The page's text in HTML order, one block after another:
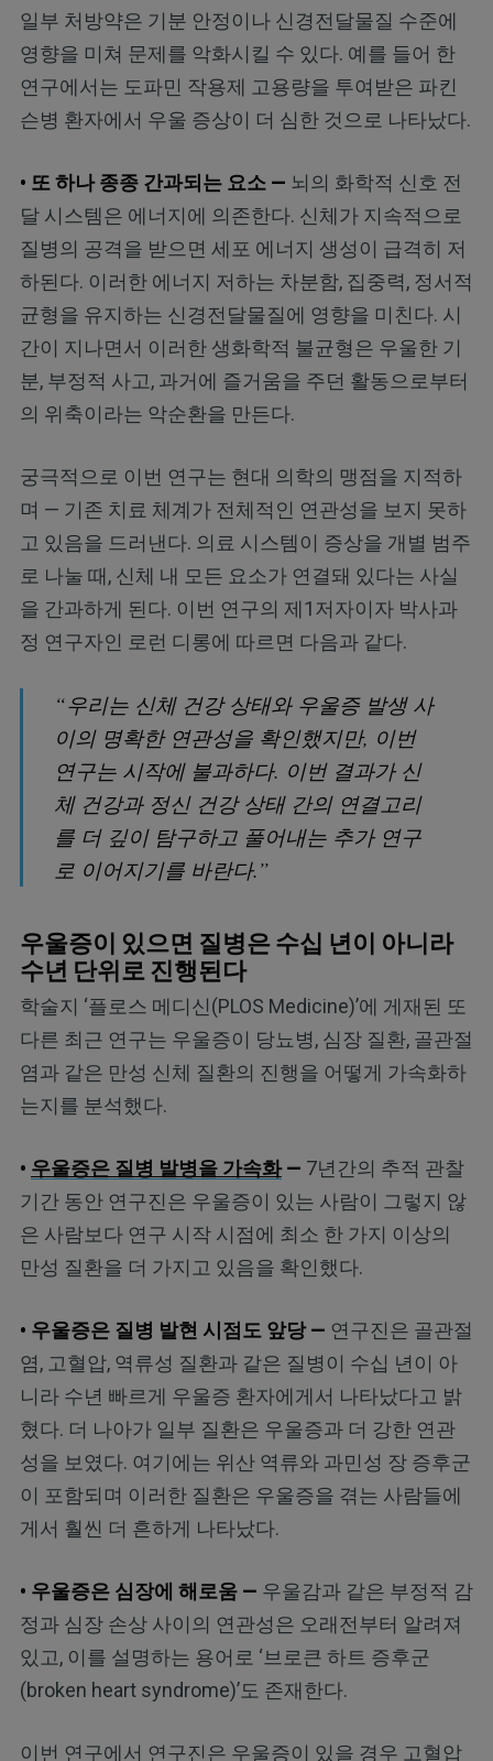
일부 처방약은 기분 안정이나 신경전달물질 수준에
영향을 미쳐 문제를 악화시킬 수 있다. 예를 들어 한
연구에서는 도파민 작용제 고용량을 투여받은 파킨
슨병 환자에서 우울 증상이 더 심한 것으로 나타났다.
• 또 하나 종종 간과되는 요소 — 뇌의 화학적 신호 전
달 시스템은 에너지에 의존한다. 신체가 지속적으로
질병의 공격을 받으면 세포 에너지 생성이 급격히 저
하된다. 이러한 에너지 저하는 차분함, 집중력, 정서적
균형을 유지하는 신경전달물질에 영향을 미친다. 시
간이 지나면서 이러한 생화학적 불균형은 우울한 기
분, 부정적 사고, 과거에 즐거움을 주던 활동으로부터
의 위축이라는 악순환을 만든다.
궁극적으로 이번 연구는 현대 의학의 맹점을 지적하
며 — 기존 치료 체계가 전체적인 연관성을 보지 못하
고 있음을 드러낸다. 의료 시스템이 증상을 개별 범주
로 나눌 때, 신체 내 모든 요소가 연결돼 있다는 사실
을 간과하게 된다. 이번 연구의 제1저자이자 박사과
정 연구자인 로런 디롱에 따르면 다음과 같다.
“우리는 신체 건강 상태와 우울증 발생 사
이의 명확한 연관성을 확인했지만, 이번
연구는 시작에 불과하다. 이번 결과가 신
체 건강과 정신 건강 상태 간의 연결고리
를 더 깊이 탐구하고 풀어내는 추가 연구
로 이어지기를 바란다.”
우울증이 있으면 질병은 수십 년이 아니라
수년 단위로 진행된다
학술지 ‘플로스 메디신(PLOS Medicine)’에 게재된 또
다른 최근 연구는 우울증이 당뇨병, 심장 질환, 골관절
염과 같은 만성 신체 질환의 진행을 어떻게 가속화하
는지를 분석했다.
• 우울증은 질병 발병을 가속화— 7년간의 추적 관찰
기간 동안 연구진은 우울증이 있는 사람이 그렇지 않
은 사람보다 연구 시작 시점에 최소 한 가지 이상의
만성 질환을 더 가지고 있음을 확인했다.
• 우울증은 질병 발현 시점도 앞당 — 연구진은 골관절
염, 고혈압, 역류성 질환과 같은 질병이 수십 년이 아
니라 수년 빠르게 우울증 환자에게서 나타났다고 밝
혔다. 더 나아가 일부 질환은 우울증과 더 강한 연관
성을 보였다. 여기에는 위산 역류와 과민성 장 증후군
이 포함되며 이러한 질환은 우울증을 겪는 사람들에
게서 훨씬 더 흔하게 나타났다.
• 우울증은 심장에 해로움 — 우울감과 같은 부정적 감
정과 심장 손상 사이의 연관성은 오래전부터 알려져
있고, 이를 설명하는 용어로 ‘브로큰 하트 증후군
(broken heart syndrome)’도 존재한다.
이번 연구에서 연구진은 우울증이 있을 경우 고혈압